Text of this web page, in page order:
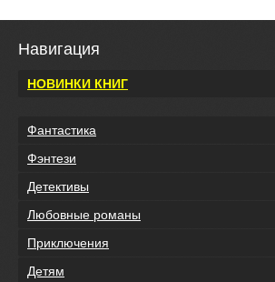
Навигация
НОВИНКИ КНИГ
Фантастика
Фэнтези
Детективы
Любовные романы
Приключения
Детям